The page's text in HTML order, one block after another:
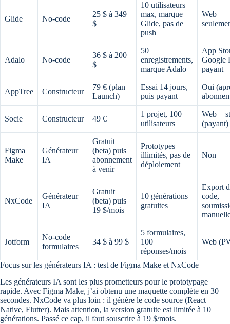
Glide No-code
25 $ à 349
$
10 utilisateurs
max, marque
Glide, pas de
push
Web
Adalo No-code
36 $ à 200
$
50
enregistrements,
marque Adalo
App
Google
payant
AppTree Constructeur
79 € (plan
Launch)
Essai 14 jours,
puis payant
Oui
Socie Constructeur 49 €
1 projet, 100
utilisateurs
Web +
(payant)
Figma
Make
Générateur
IA
Gratuit
(beta) puis
abonnement
à venir
Prototypes
illimités, pas de
déploiement
Non
NxCode
Générateur
IA
Gratuit
(beta) puis
19 $/mois
10 générations
gratuites
Export
code,
Jotform
No-code
formulaires
34 $ à 99 $
5 formulaires,
100
réponses/mois
Web
Focus sur les générateurs IA : test de Figma Make et NxCode
Les générateurs IA sont les plus prometteurs pour le prototypage
rapide. Avec Figma Make, j’ai obtenu une maquette complète en 30
secondes. NxCode va plus loin : il génère le code source (React
Native, Flutter). Mais attention, la version gratuite est limitée à 10
générations. Passé ce cap, il faut souscrire à 19 $/mois.